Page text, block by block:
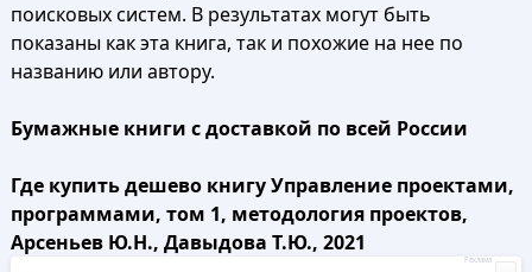
поисковых систем. В результатах могут быть
показаны как эта книга, так и похожие на нее по
названию или автору.
Бумажные книги с доставкой по всей России
Где купить дешево книгу Управление проектами,
программами, том 1, методология проектов,
Арсеньев Ю.Н., Давыдова Т.Ю., 2021
Реклама